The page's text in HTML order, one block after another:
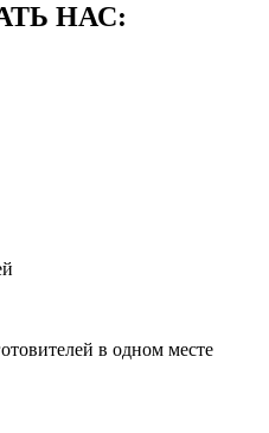
НАС:
в одном месте